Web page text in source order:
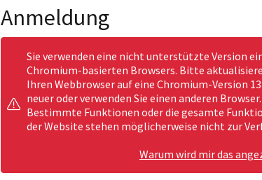
Anmeldung
Sie verwenden eine nicht unterstützte Version
Chromium-basierten Browsers. Bitte
Ihren Webbrowser auf eine Chromium-Version
neuer oder verwenden Sie einen anderen Browser.
Bestimmte Funktionen oder die gesamte
der Website stehen möglicherweise nicht zur
Warum wird mir das